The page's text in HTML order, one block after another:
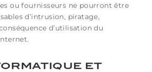
ou fournisseurs ne pourront être
d’intrusion, piratage,
d’utilisation du
ET